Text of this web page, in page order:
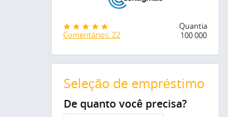
Comentários: 22
Quantia
100 000
Seleção de empréstimo
De quanto você precisa?